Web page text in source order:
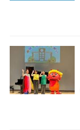
#あなたはどっち？